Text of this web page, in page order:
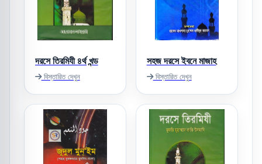
দরসে তিরমিযী ৪র্থ খন্ড
বিস্তারিত দেখুন
সহজ দরসে ইবনে মাজাহ
বিস্তারিত দেখুন